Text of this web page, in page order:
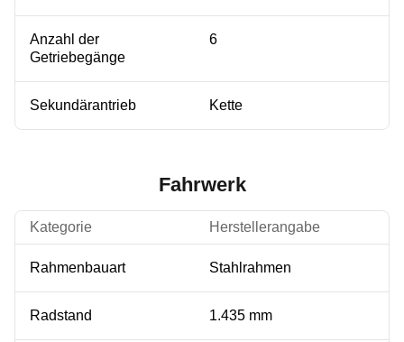
Anzahl der
Getriebegänge
6
Sekundärantrieb Kette
Fahrwerk
Kategorie Herstellerangabe
Rahmenbauart Stahlrahmen
Radstand 1.435 mm